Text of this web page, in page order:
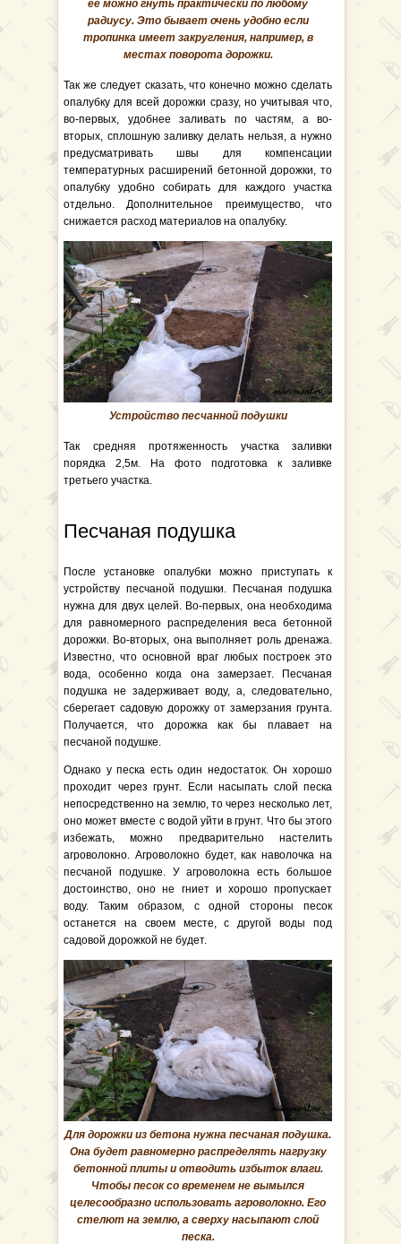
ее можно гнуть практически по любому
радиусу. Это бывает очень удобно если
тропинка имеет закругления, например, в
местах поворота дорожки.
Так же следует сказать, что конечно можно сделать
опалубку для всей дорожки сразу, но учитывая что,
во-первых, удобнее заливать по частям, а во-
вторых, сплошную заливку делать нельзя, а нужно
предусматривать швы для компенсации
температурных расширений бетонной дорожки, то
опалубку удобно собирать для каждого участка
отдельно. Дополнительное преимущество, что
снижается расход материалов на опалубку.
Устройство песчанной подушки
Так средняя протяженность участка заливки
порядка 2,5м. На фото подготовка к заливке
третьего участка.
Песчаная подушка
После установке опалубки можно приступать к
устройству песчаной подушки. Песчаная подушка
нужна для двух целей. Во-первых, она необходима
для равномерного распределения веса бетонной
дорожки. Во-вторых, она выполняет роль дренажа.
Известно, что основной враг любых построек это
вода, особенно когда она замерзает. Песчаная
подушка не задерживает воду, а, следовательно,
сберегает садовую дорожку от замерзания грунта.
Получается, что дорожка как бы плавает на
песчаной подушке.
Однако у песка есть один недостаток. Он хорошо
проходит через грунт. Если насыпать слой песка
непосредственно на землю, то через несколько лет,
оно может вместе с водой уйти в грунт. Что бы этого
избежать, можно предварительно настелить
агроволокно. Агроволокно будет, как наволочка на
песчаной подушке. У агроволокна есть большое
достоинство, оно не гниет и хорошо пропускает
воду. Таким образом, с одной стороны песок
останется на своем месте, с другой воды под
садовой дорожкой не будет.
Для дорожки из бетона нужна песчаная подушка.
Она будет равномерно распределять нагрузку
бетонной плиты и отводить избыток влаги.
Чтобы песок со временем не вымылся
целесообразно использовать агроволокно. Его
стелют на землю, а сверху насыпают слой
песка.